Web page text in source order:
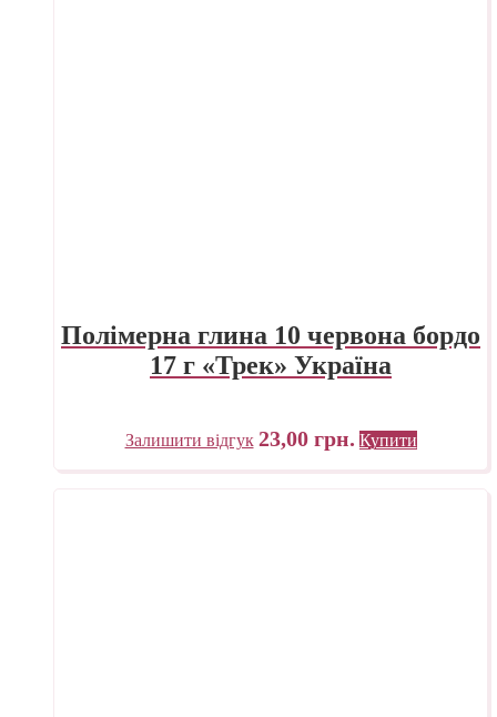
Полімерна глина 10 червона бордо
17 г «Трек» Україна
Залишити відгук 23,00 грн. Купити